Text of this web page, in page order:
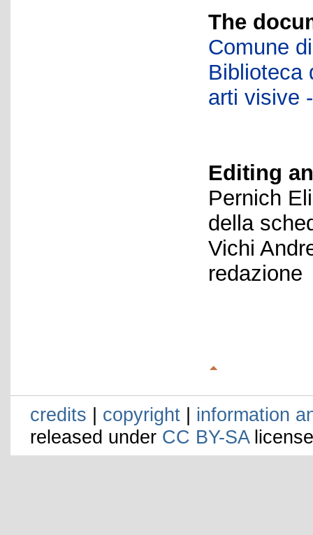
The
Comune
Biblioteca
arti visive
Editing
Pernich
della
Vichi
redazione
credits | copyright | information
released under CC BY-SA